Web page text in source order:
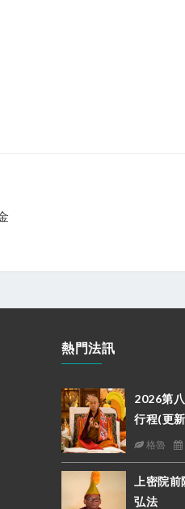
熱門法訊
2026第
行程(更
格魯
上密院
弘法